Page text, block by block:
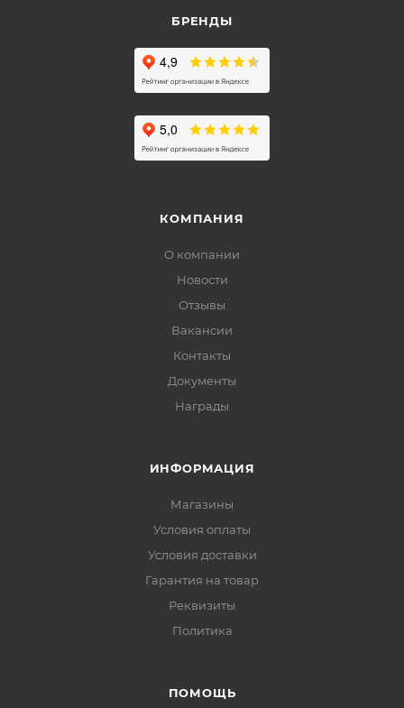
БРЕНДЫ
КОМПАНИЯ
О компании
Новости
Отзывы
Вакансии
Контакты
Документы
Награды
ИНФОРМАЦИЯ
Магазины
Условия оплаты
Условия доставки
Гарантия на товар
Реквизиты
Политика
ПОМОЩЬ